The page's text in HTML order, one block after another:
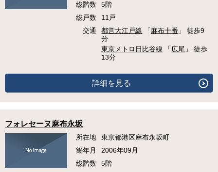
総階数
5階
総戸数
11戸
交通
都営大江戸線 「麻布十番 」 徒歩9
分
東京メトロ日比谷線 「広尾 」 徒歩
13分
詳細を見る
フォレセーヌ麻布永坂
所在地
東京都港区麻布永坂町
築年月
2006年09月
総階数
5階